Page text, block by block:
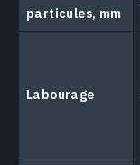
particules, mm
Labourage